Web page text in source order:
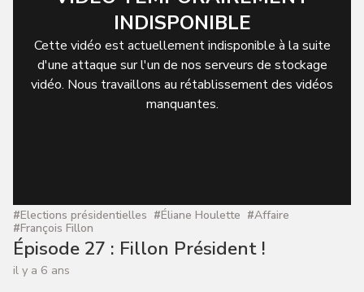
INDISPONIBLE
Cette vidéo est actuellement indisponible à la suite
d'une attaque sur l'un de nos serveurs de stockage
vidéo. Nous travaillons au rétablissement des vidéos
manquantes.
#Elections présidentielles #Éliane Houlette #Affaire
#François Fillon
Épisode 27 : Fillon Président !
il y a 6 ans